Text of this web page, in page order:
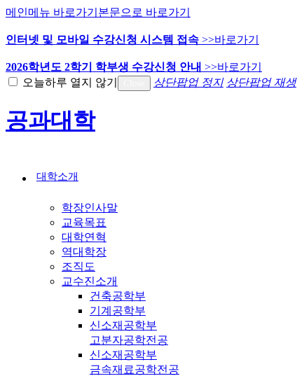
메인메뉴 바로가기 본문으로 바로가기
인터넷 및 모바일 수강신청 시스템 접속 >>바로가기
2026학년도 2학기 학부생 수강신청 안내 >>바로가기
오늘하루 열지 않기
상단팝업 정지 상단팝업 재생
공과대학
대학소개
학장인사말
교육목표
대학연혁
역대학장
조직도
교수진소개
건축공학부
기계공학부
신소재공학부
고분자공학전공
신소재공학부
금속재료공학전공